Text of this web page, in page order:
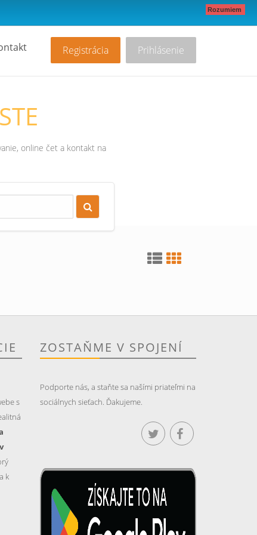
Rozumiem
Registrácia Prihlásenie
online čet a kontakt na
s
k
ZOSTAŇME V SPOJENÍ
Podporte nás, a staňte sa našími priateľmi na
sociálnych sieťach. Ďakujeme.